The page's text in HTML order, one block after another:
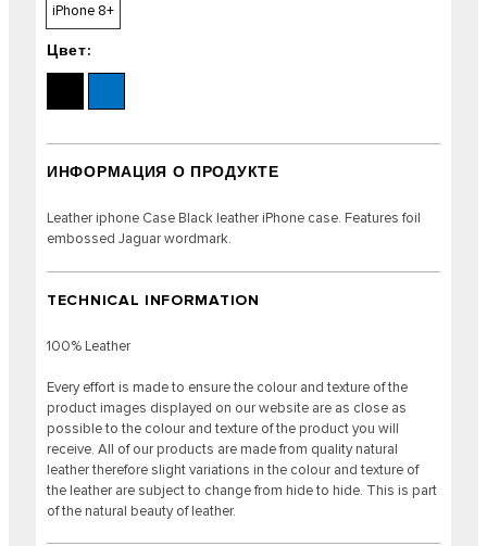
iPhone 8+
Цвет:
ИНФОРМАЦИЯ О ПРОДУКТЕ
Leather iphone Case Black leather iPhone case. Features foil
embossed Jaguar wordmark.
TECHNICAL INFORMATION
100% Leather
Every effort is made to ensure the colour and texture of the
product images displayed on our website are as close as
possible to the colour and texture of the product you will
receive. All of our products are made from quality natural
leather therefore slight variations in the colour and texture of
the leather are subject to change from hide to hide. This is part
of the natural beauty of leather.